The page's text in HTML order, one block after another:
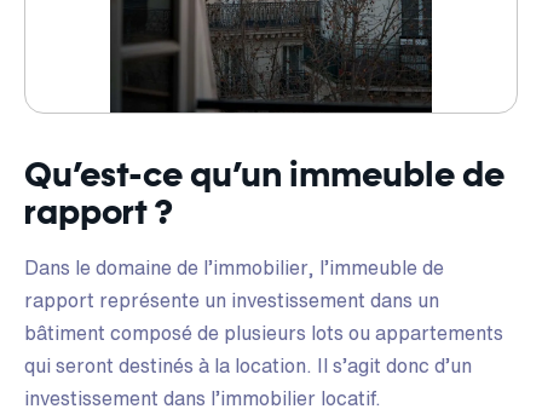
Qu’est-ce qu’un immeuble de
rapport ?
Dans le domaine de l’immobilier, l’immeuble de
rapport représente un investissement dans un
bâtiment composé de plusieurs lots ou appartements
qui seront destinés à la location. Il s’agit donc d’un
investissement dans l’immobilier locatif.